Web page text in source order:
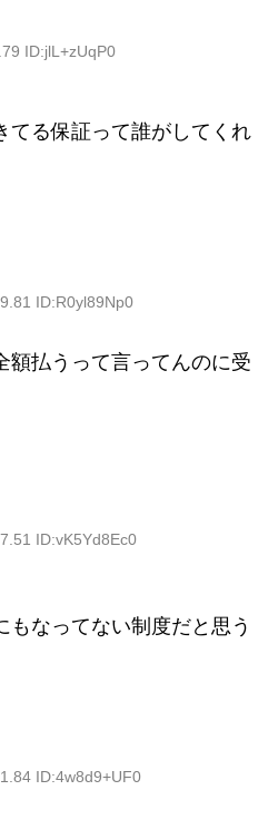
ID:jlL+zUqP0
てる保証って誰がしてくれ
ID:R0yl89Np0
額払うって言ってんのに受
ID:vK5Yd8Ec0
もなってない制度だと思う
ID:4w8d9+UF0